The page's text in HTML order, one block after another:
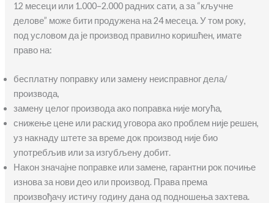
12 месеци или 1.000–2.000 радних сати, а за “кључне
делове” може бити продужена на 24 месеца. У том року,
под условом да је производ правилно коришћен, имате
право на:
бесплатну поправку или замену неисправног дела/
производа,
замену целог производа ако поправка није могућа,
снижење цене или раскид уговора ако проблем није решен,
уз накнаду штете за време док производ није био
употребљив или за изгубљену добит.
Након значајне поправке или замене, гарантни рок почиње
изнова за нови део или производ. Права према
произвођачу истичу годину дана од подношења захтева.